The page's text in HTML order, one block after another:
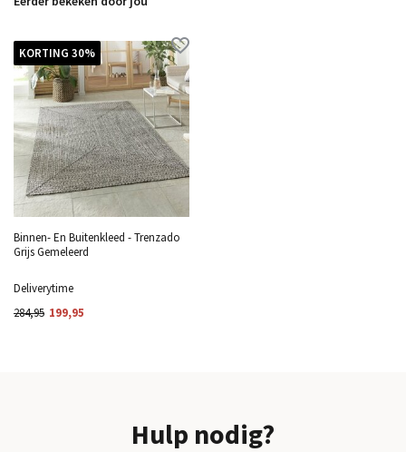
KORTING 30%
Binnen- En Buitenkleed - Trenzado
Grijs Gemeleerd
Deliverytime
284,95 199,95
Hulp nodig?